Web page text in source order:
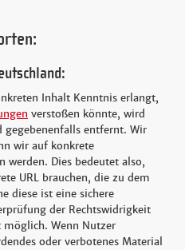
Inhalt Kenntnis erlangt,
verstoßen könnte, wird
entfernt. Wir
wir auf konkrete
werden. Dies bedeutet also,
URL brauchen, die zu dem
diese ist eine sichere
der Rechtswidrigkeit
möglich. Wenn Nutzer
oder verbotenes Material